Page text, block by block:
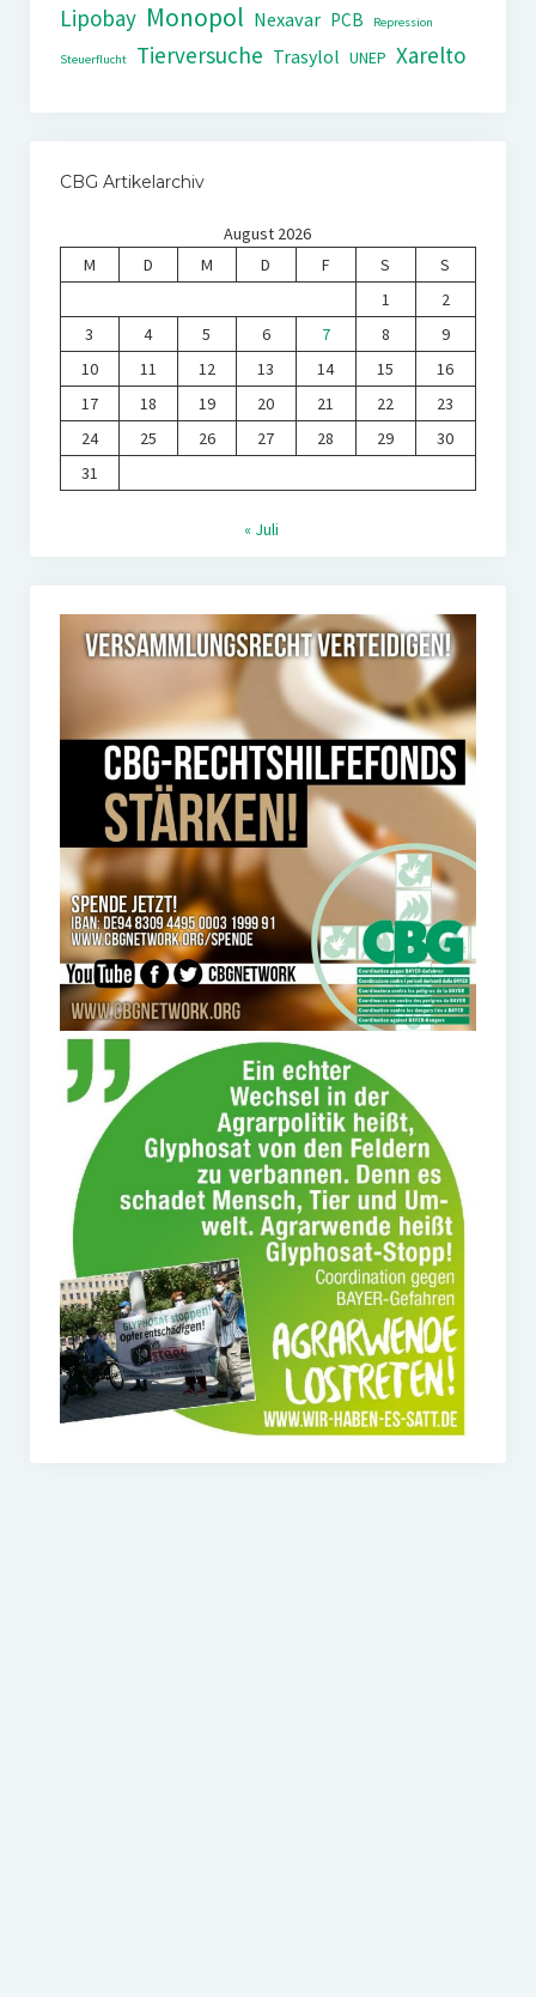
Lipobay Monopol Nexavar PCB Repression
Steuerflucht Tierversuche Trasylol UNEP Xarelto
CBG Artikelarchiv
August 2026
M
D M D F S
S
1
2
3
4 5 6 7 8
9
10
11 12 13 14 15
16
17
18 19 20 21 22
23
24
25 26 27 28 29
30
31
« Juli